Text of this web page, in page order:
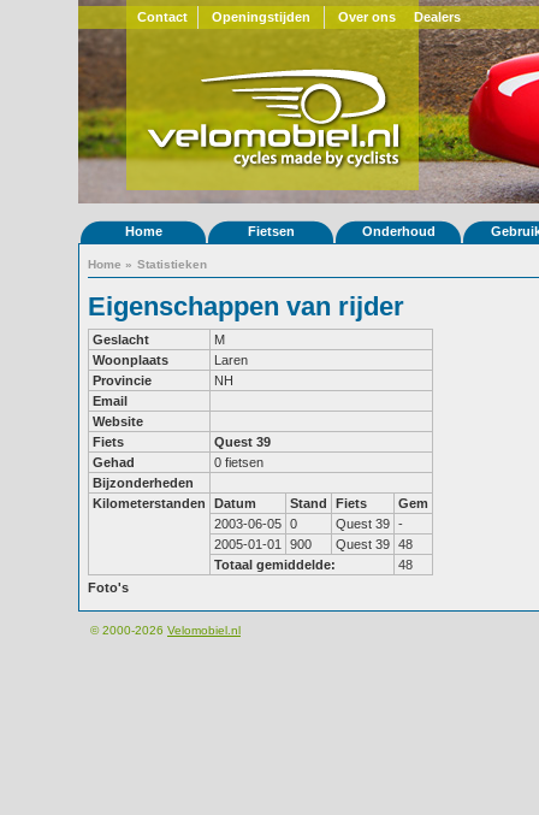
Contact Openingstijden Over ons Dealers
Home Fietsen Onderhoud
Home » Statistieken
Eigenschappen van rijder
Geslacht
M
Woonplaats
Laren
Provincie
NH
Email
Website
Fiets
Quest 39
Gehad
0 fietsen
Bijzonderheden
Kilometerstanden
Datum Stand Fiets
Gem
2003-06-05 0 Quest 39 -
2005-01-01
900 Quest 39 48
Totaal gemiddelde:
48
Foto's
© 2000-2026 Velomobiel.nl